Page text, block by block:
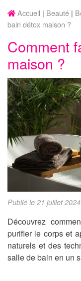
Accueil Beauté
bain détox maison ?
Comment
maison ?
Publié le 21 juillet
Découvrez
purifier le corps et
naturels et des
salle de bain en un